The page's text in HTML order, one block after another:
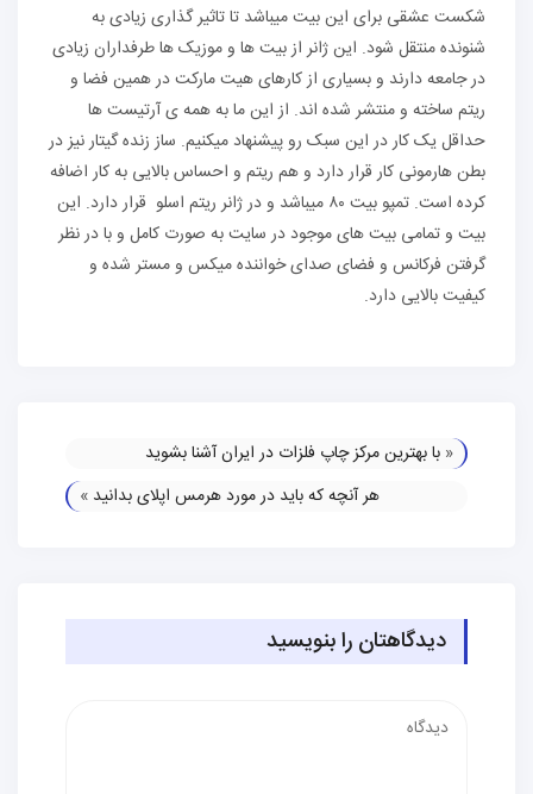
شکست عشقی برای این بیت میباشد تا تاثیر گذاری زیادی به
شنونده منتقل شود. این ژانر از بیت ها و موزیک ها طرفداران زیادی
در جامعه دارند و بسیاری از کارهای هیت مارکت در همین فضا و
ریتم ساخته و منتشر شده اند. از این ما به همه ی آرتیست ها
حداقل یک کار در این سبک رو پیشنهاد میکنیم. ساز زنده گیتار نیز در
بطن هارمونی کار قرار دارد و هم ریتم و احساس بالایی به کار اضافه
کرده است. تمپو بیت ۸۰ میباشد و در ژانر ریتم اسلو قرار دارد. این
بیت و تمامی بیت های موجود در سایت به صورت کامل و با در نظر
گرفتن فرکانس و فضای صدای خواننده میکس و مستر شده و
کیفیت بالایی دارد.
« با بهترین مرکز چاپ فلزات در ایران آشنا بشوید
هر آنچه که باید در مورد هرمس اپلای بدانید »
دیدگاهتان را بنویسید